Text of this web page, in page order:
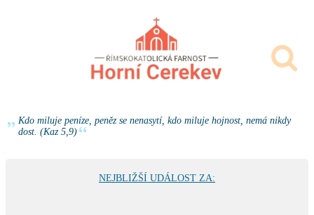
Kdo miluje peníze, peněz se nenasytí, kdo miluje hojnost, nemá nikdy
dost. (Kaz 5,9)
NEJBLIŽŠÍ UDÁLOST ZA: